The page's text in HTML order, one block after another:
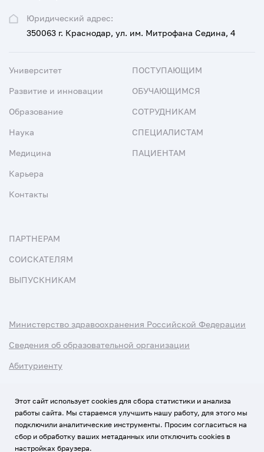
Юридический адрес:
350063 г. Краснодар, ул. им. Митрофана Седина, 4
Университет
Развитие и инновации
Образование
Наука
Медицина
Карьера
Контакты
ПОСТУПАЮЩИМ
ОБУЧАЮЩИМСЯ
СОТРУДНИКАМ
СПЕЦИАЛИСТАМ
ПАЦИЕНТАМ
ПАРТНЕРАМ
СОИСКАТЕЛЯМ
ВЫПУСКНИКАМ
Министерство здравоохранения Российской Федерации
Сведения об образовательной организации
Абитуриенту
Политика обработки персональных данных
Этот сайт использует cookies для сбора статистики и анализа
работы сайта. Мы стараемся улучшить нашу работу, для этого мы
подключили аналитические инструменты. Просим согласиться на
сбор и обработку ваших метаданных или отключить cookies в
настройках браузера.